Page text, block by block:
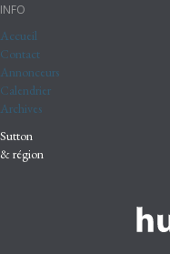
INFO
Accueil
Contact
Annonceurs
Calendrier
Archives
Sutton
& région